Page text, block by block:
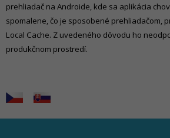
prehliadač na Androide, kde sa aplikácia
spomalene, čo je sposobené prehliadačom,
Local Cache. Z uvedeného dôvodu ho
produkčnom prostredí.